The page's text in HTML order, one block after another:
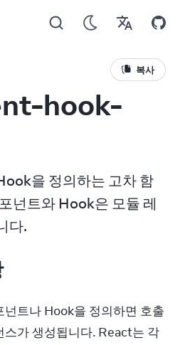
복사
hook-
을 정의하는 고차 함
넌트와 Hook은 모듈 레
다.
넌트나 Hook을 정의하면 호출
스가 생성됩니다. React는 각